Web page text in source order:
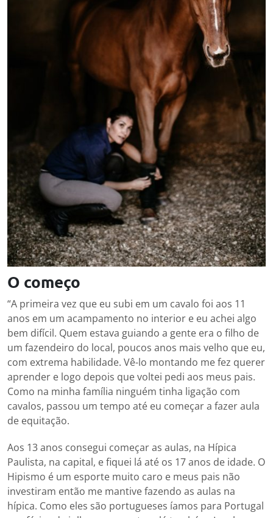
O começo
“A primeira vez que eu subi em um cavalo foi aos 11
anos em um acampamento no interior e eu achei algo
bem difícil. Quem estava guiando a gente era o filho de
um fazendeiro do local, poucos anos mais velho que eu,
com extrema habilidade. Vê-lo montando me fez querer
aprender e logo depois que voltei pedi aos meus pais.
Como na minha família ninguém tinha ligação com
cavalos, passou um tempo até eu começar a fazer aula
de equitação.
Aos 13 anos consegui começar as aulas, na Hípica
Paulista, na capital, e fiquei lá até os 17 anos de idade. O
Hipismo é um esporte muito caro e meus pais não
investiram então me mantive fazendo as aulas na
hípica. Como eles são portugueses íamos para Portugal